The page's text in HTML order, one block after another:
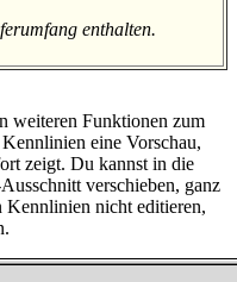
enthalten.
weiteren Funktionen zum
eine Vorschau,
zeigt. Du kannst in die
verschieben, ganz
Kennlinien nicht editieren,